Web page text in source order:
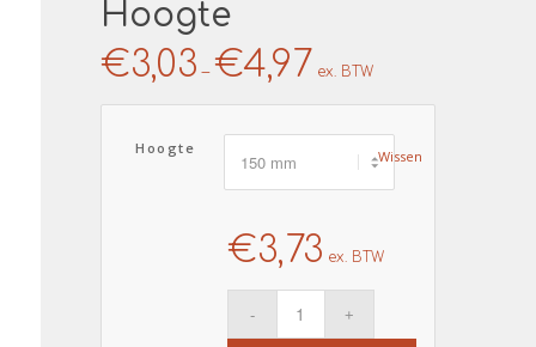
Hoogte
€3,03 –€4,97 ex. BTW
Hoogte Wissen
€3,73 ex. BTW